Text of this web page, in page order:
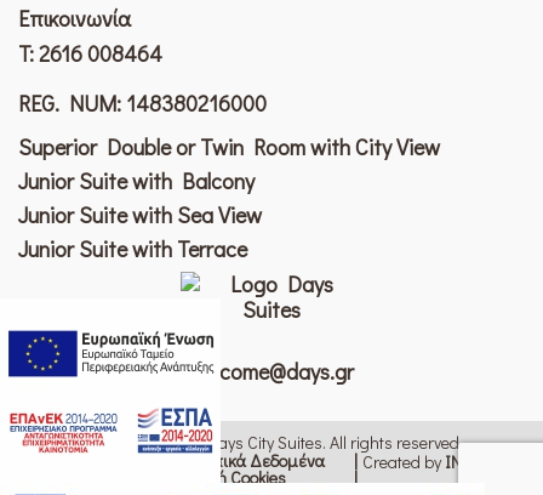
Επικοινωνία
T:2616 008464
REG. NUM: 148380216000
Superior Double or Twin Room with City View
Junior Suite with Balcony
Junior Suite with Sea View
Junior Suite with Terrace
welcome@days.gr
© 2026 Copyright Patras Days City Suites. All rights reserved
Προσωπικά Δεδομένα
Πολιτική Cookies
Created by ΙΝΚ Design